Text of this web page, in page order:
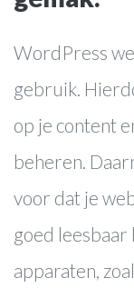
WordPress
gebruik.
op je content
beheren.
voor dat je
goed
apparaten,